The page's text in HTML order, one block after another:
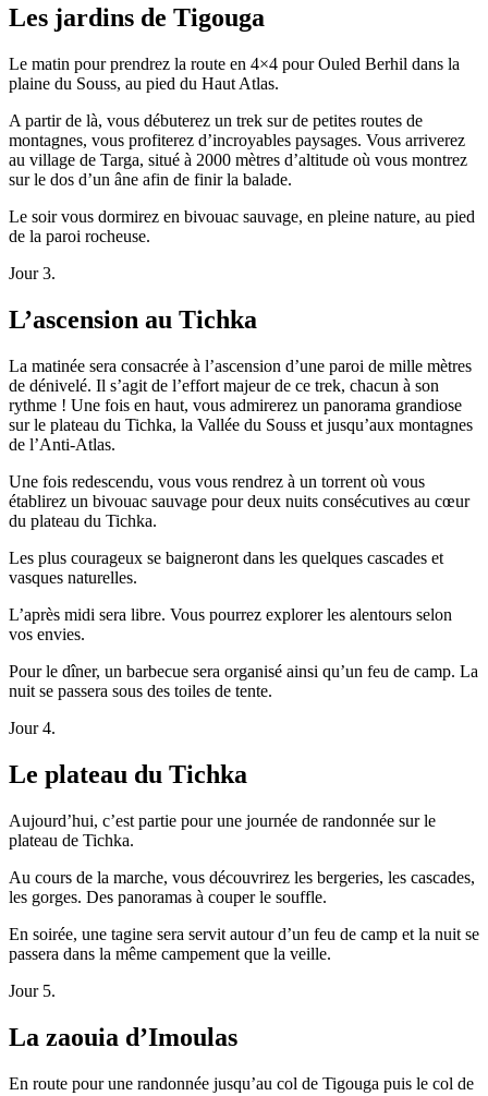
Les jardins de Tigouga
Le matin pour prendrez la route en 4×4 pour Ouled Berhil dans la
plaine du Souss, au pied du Haut Atlas.
A partir de là, vous débuterez un trek sur de petites routes de
montagnes, vous profiterez d’incroyables paysages. Vous arriverez
au village de Targa, situé à 2000 mètres d’altitude où vous montrez
sur le dos d’un âne afin de finir la balade.
Le soir vous dormirez en bivouac sauvage, en pleine nature, au pied
de la paroi rocheuse.
Jour 3.
L’ascension au Tichka
La matinée sera consacrée à l’ascension d’une paroi de mille mètres
de dénivelé. Il s’agit de l’effort majeur de ce trek, chacun à son
rythme ! Une fois en haut, vous admirerez un panorama grandiose
sur le plateau du Tichka, la Vallée du Souss et jusqu’aux montagnes
de l’Anti-Atlas.
Une fois redescendu, vous vous rendrez à un torrent où vous
établirez un bivouac sauvage pour deux nuits consécutives au cœur
du plateau du Tichka.
Les plus courageux se baigneront dans les quelques cascades et
vasques naturelles.
L’après midi sera libre. Vous pourrez explorer les alentours selon
vos envies.
Pour le dîner, un barbecue sera organisé ainsi qu’un feu de camp. La
nuit se passera sous des toiles de tente.
Jour 4.
Le plateau du Tichka
Aujourd’hui, c’est partie pour une journée de randonnée sur le
plateau de Tichka.
Au cours de la marche, vous découvrirez les bergeries, les cascades,
les gorges. Des panoramas à couper le souffle.
En soirée, une tagine sera servit autour d’un feu de camp et la nuit se
passera dans la même campement que la veille.
Jour 5.
La zaouia d’Imoulas
En route pour une randonnée jusqu’au col de Tigouga puis le col de